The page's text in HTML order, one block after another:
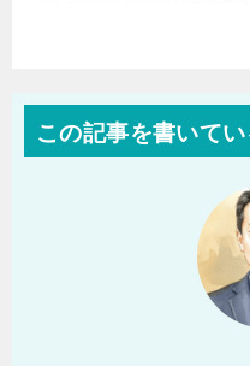
この記事を書いてい